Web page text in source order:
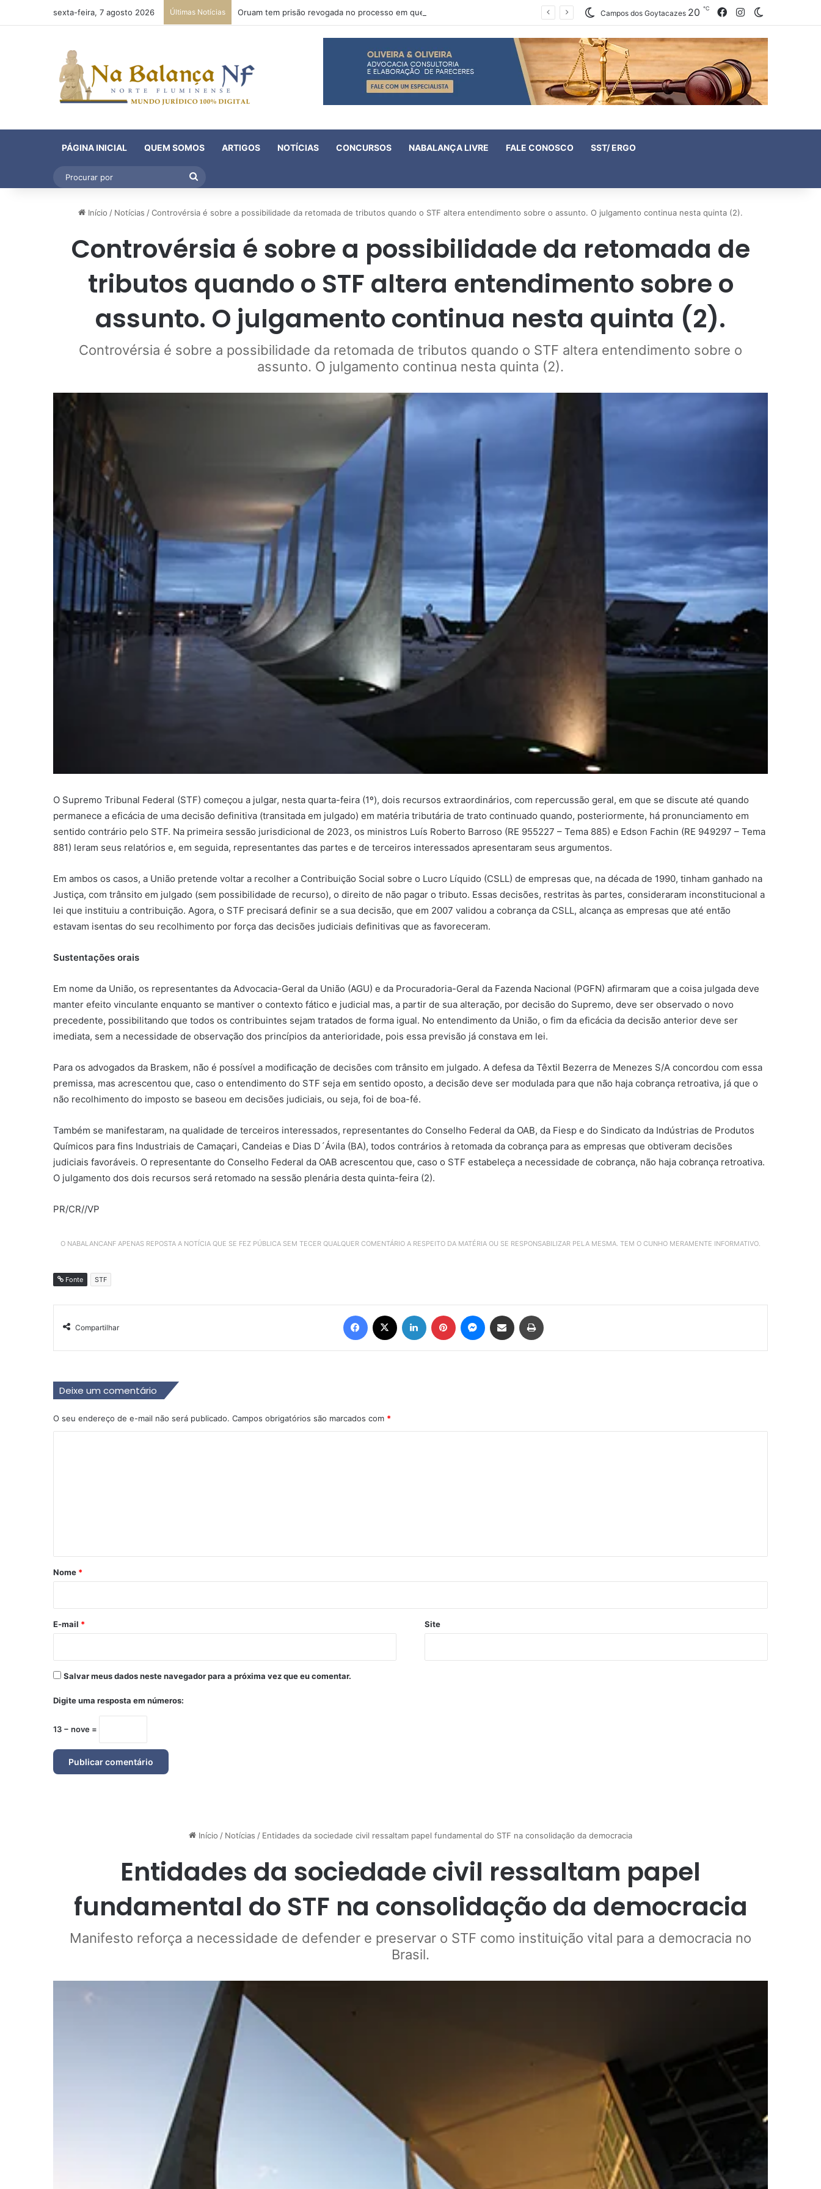
sexta-feira, 7 agosto 2026 Últimas Notícias Campos dos Goytacazes 20 ℃ FacebookInstagram
PÁGINA INICIAL QUEM SOMOS ARTIGOS NOTÍCIAS CONCURSOS NABALANÇA LIVRE FALE CONOSCO SST/ ERGO
Início / Notícias /Controvérsia é sobre a possibilidade da retomada de tributos quando o STF altera entendimento sobre o assunto. O julgamento continua nesta quinta (2).
Controvérsia é sobre a possibilidade da retomada de
tributos quando o STF altera entendimento sobre o
assunto. O julgamento continua nesta quinta (2).
Controvérsia é sobre a possibilidade da retomada de tributos quando o STF altera entendimento sobre o
assunto. O julgamento continua nesta quinta (2).
O Supremo Tribunal Federal (STF) começou a julgar, nesta quarta-feira (1º), dois recursos extraordinários, com repercussão geral, em que se discute até quando
permanece a eficácia de uma decisão definitiva (transitada em julgado) em matéria tributária de trato continuado quando, posteriormente, há pronunciamento em
sentido contrário pelo STF. Na primeira sessão jurisdicional de 2023, os ministros Luís Roberto Barroso (RE 955227 – Tema 885) e Edson Fachin (RE 949297 – Tema
881) leram seus relatórios e, em seguida, representantes das partes e de terceiros interessados apresentaram seus argumentos.
Em ambos os casos, a União pretende voltar a recolher a Contribuição Social sobre o Lucro Líquido (CSLL) de empresas que, na década de 1990, tinham ganhado na
Justiça, com trânsito em julgado (sem possibilidade de recurso), o direito de não pagar o tributo. Essas decisões, restritas às partes, consideraram inconstitucional a
lei que instituiu a contribuição. Agora, o STF precisará definir se a sua decisão, que em 2007 validou a cobrança da CSLL, alcança as empresas que até então
estavam isentas do seu recolhimento por força das decisões judiciais definitivas que as favoreceram.
Sustentações orais
Em nome da União, os representantes da Advocacia-Geral da União (AGU) e da Procuradoria-Geral da Fazenda Nacional (PGFN) afirmaram que a coisa julgada deve
manter efeito vinculante enquanto se mantiver o contexto fático e judicial mas, a partir de sua alteração, por decisão do Supremo, deve ser observado o novo
precedente, possibilitando que todos os contribuintes sejam tratados de forma igual. No entendimento da União, o fim da eficácia da decisão anterior deve ser
imediata, sem a necessidade de observação dos princípios da anterioridade, pois essa previsão já constava em lei.
Para os advogados da Braskem, não é possível a modificação de decisões com trânsito em julgado. A defesa da Têxtil Bezerra de Menezes S/A concordou com essa
premissa, mas acrescentou que, caso o entendimento do STF seja em sentido oposto, a decisão deve ser modulada para que não haja cobrança retroativa, já que o
não recolhimento do imposto se baseou em decisões judiciais, ou seja, foi de boa-fé.
Também se manifestaram, na qualidade de terceiros interessados, representantes do Conselho Federal da OAB, da Fiesp e do Sindicato da Indústrias de Produtos
Químicos para fins Industriais de Camaçari, Candeias e Dias D´Ávila (BA), todos contrários à retomada da cobrança para as empresas que obtiveram decisões
judiciais favoráveis. O representante do Conselho Federal da OAB acrescentou que, caso o STF estabeleça a necessidade de cobrança, não haja cobrança retroativa.
O julgamento dos dois recursos será retomado na sessão plenária desta quinta-feira (2).
PR/CR//VP
O NABALANCANF APENAS REPOSTA A NOTÍCIA QUE SE FEZ PÚBLICA SEM TECER QUALQUER COMENTÁRIO A RESPEITO DA MATÉRIA OU SE RESPONSABILIZAR PELA MESMA. TEM O CUNHO MERAMENTE INFORMATIVO.
Fonte STF
Compartilhar
Deixe um comentário
O seu endereço de e-mail não será publicado. Campos obrigatórios são marcados com *
r
*
Nome *
E-mail * Site
Salvar meus dados neste navegador para a próxima vez que eu comentar.
Digite uma resposta em números:
13 − nove =